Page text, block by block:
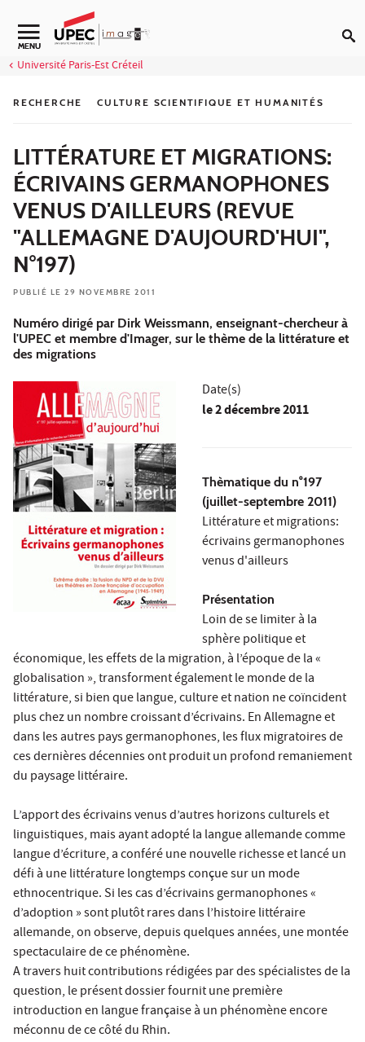
Aller au contenu
Navigation secondaire
MENU
Université Paris-Est Créteil
RECHERCHE CULTURE SCIENTIFIQUE ET HUMANITÉS
LITTÉRATURE ET MIGRATIONS:
ÉCRIVAINS GERMANOPHONES
VENUS D'AILLEURS (REVUE
"ALLEMAGNE D'AUJOURD'HUI",
N°197)
PUBLIÉ LE 29 NOVEMBRE 2011
Numéro dirigé par Dirk Weissmann, enseignant-chercheur à
l'UPEC et membre d'Imager, sur le thème de la littérature et
des migrations
Date(s)
le2 décembre 2011
Thèmatique du n°197
(juillet-septembre 2011)
Littérature et migrations:
écrivains germanophones
venus d'ailleurs
Présentation
Loin de se limiter à la
sphère politique et
économique, les effets de la migration, à l’époque de la «
globalisation », transforment également le monde de la
littérature, si bien que langue, culture et nation ne coïncident
plus chez un nombre croissant d’écrivains. En Allemagne et
dans les autres pays germanophones, les flux migratoires de
ces dernières décennies ont produit un profond remaniement
du paysage littéraire.
L’apport des écrivains venus d’autres horizons culturels et
linguistiques, mais ayant adopté la langue allemande comme
langue d’écriture, a conféré une nouvelle richesse et lancé un
défi à une littérature longtemps conçue sur un mode
ethnocentrique. Si les cas d’écrivains germanophones «
d’adoption » sont plutôt rares dans l’histoire littéraire
allemande, on observe, depuis quelques années, une montée
spectaculaire de ce phénomène.
A travers huit contributions rédigées par des spécialistes de la
question, le présent dossier fournit une première
introduction en langue française à un phénomène encore
méconnu de ce côté du Rhin.